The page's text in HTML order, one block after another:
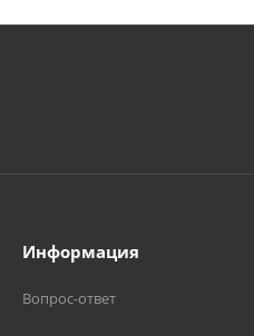
Информация
Вопрос-ответ